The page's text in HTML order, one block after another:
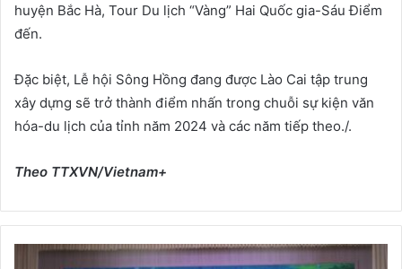
huyện Bắc Hà, Tour Du lịch “Vàng” Hai Quốc gia-Sáu Điểm
đến.
Đặc biệt, Lễ hội Sông Hồng đang được Lào Cai tập trung
xây dựng sẽ trở thành điểm nhấn trong chuỗi sự kiện văn
hóa-du lịch của tỉnh năm 2024 và các năm tiếp theo./.
Theo TTXVN/Vietnam+